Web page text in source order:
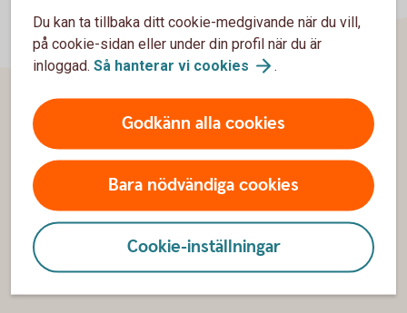
Du kan ta tillbaka ditt cookie-medgivande när du vill,
på cookie-sidan eller under din profil när du är
inloggad. Så hanterar vi cookies .
Godkänn alla cookies
Bara nödvändiga cookies
Cookie-inställningar
Sidfot
Hitta snabbt
Kundservice
Spärrhjälp
Hitta bankkontor